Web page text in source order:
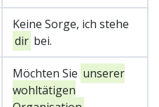
Keine Sorge, ich stehe
dir bei.
Möchten Sie unserer
wohltätigen